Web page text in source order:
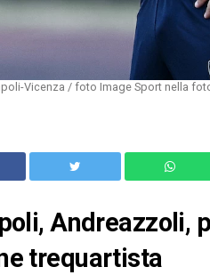
Vicenza / foto Image Sport nella
Andreazzoli,
trequartista